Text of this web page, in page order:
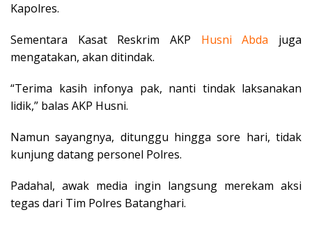
Kapolres.
Sementara Kasat Reskrim AKP Husni Abda juga
mengatakan, akan ditindak.
“Terima kasih infonya pak, nanti tindak laksanakan
lidik,” balas AKP Husni.
Namun sayangnya, ditunggu hingga sore hari, tidak
kunjung datang personel Polres.
Padahal, awak media ingin langsung merekam aksi
tegas dari Tim Polres Batanghari.